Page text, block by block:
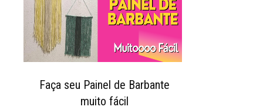
Faça seu Painel de Barbante
muito fácil